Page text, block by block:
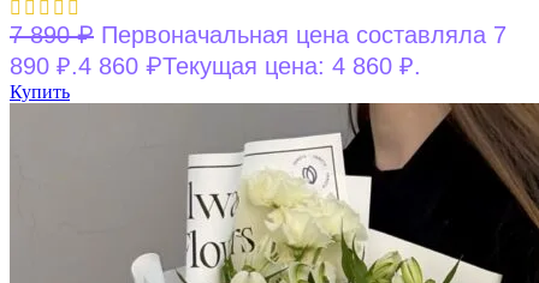
7 890₽ Первоначальная цена составляла 7
890 ₽.4 860 ₽Текущая цена: 4 860 ₽.
Купить